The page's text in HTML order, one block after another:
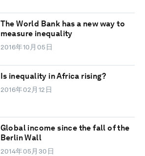
The World Bank has a new way to
measure inequality
2016年10月05日
Is inequality in Africa rising?
2016年02月12日
Global income since the fall of the
Berlin Wall
2014年05月30日